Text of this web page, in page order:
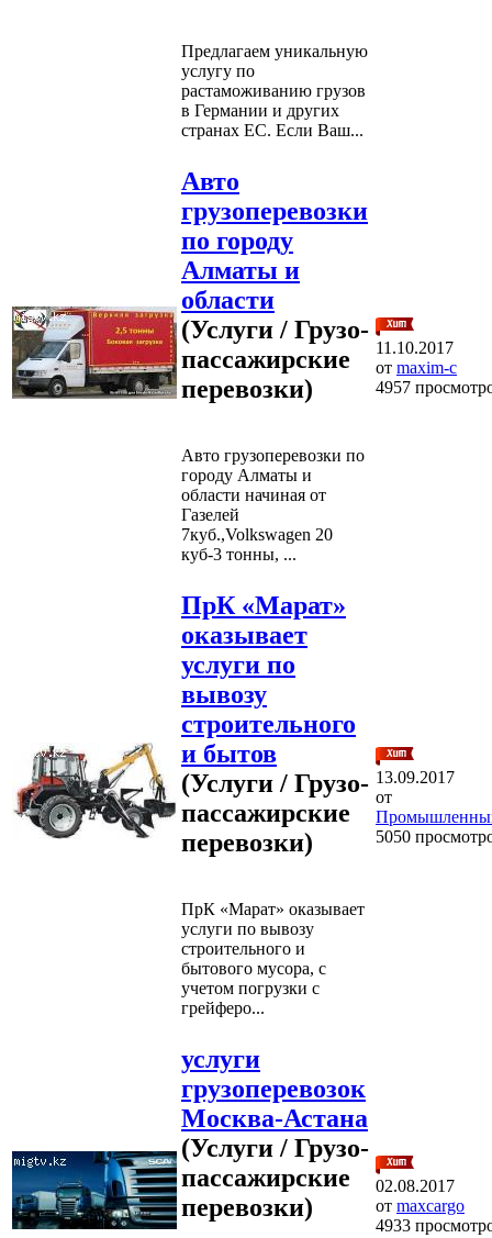
Предлагаем уникальную
услугу по
растаможиванию грузов
в Германии и других
странах ЕС. Если Ваш...
Авто
грузоперевозки
по городу
Алматы и
области
(Услуги / Грузо-
пассажирские
перевозки)
Авто грузоперевозки по
городу Алматы и
области начиная от
Газелей
7куб.,Volkswagen 20
куб-3 тонны, ...
11.10.2017
от maxim-c
4957
ПрК «Марат»
оказывает
услуги по
вывозу
строительного
и бытов
(Услуги / Грузо-
пассажирские
перевозки)
ПрК «Марат» оказывает
услуги по вывозу
строительного и
бытового мусора, с
учетом погрузки с
грейферо...
13.09.2017
от
5050
услуги
грузоперевозок
Москва-Астана
(Услуги / Грузо-
пассажирские
перевозки)
02.08.2017
от maxcargo
4933